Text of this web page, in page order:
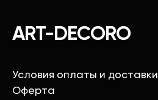
ART-DECORO
Условия оплаты и доставки
Оферта